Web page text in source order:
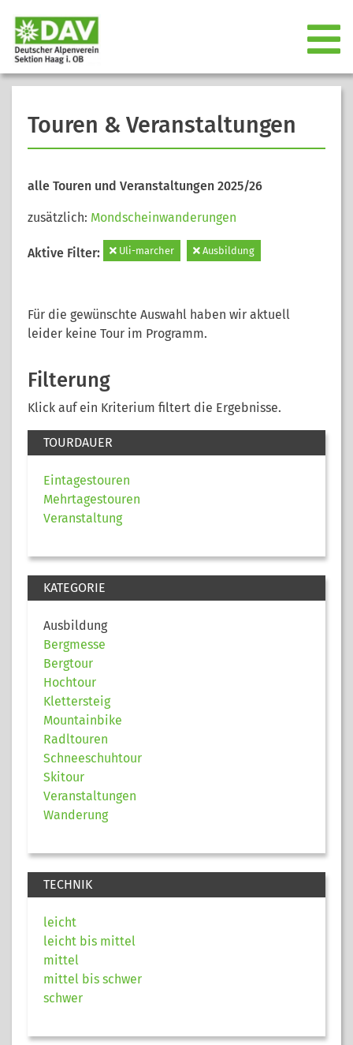
Touren & Veranstaltungen
alle Touren und Veranstaltungen 2025/26
zusätzlich: Mondscheinwanderungen
Aktive Filter: Uli-marcher Ausbildung
Für die gewünschte Auswahl haben wir aktuell
leider keine Tour im Programm.
Filterung
Klick auf ein Kriterium filtert die Ergebnisse.
TOURDAUER
Eintagestouren
Mehrtagestouren
Veranstaltung
KATEGORIE
Ausbildung
Bergmesse
Bergtour
Hochtour
Klettersteig
Mountainbike
Radltouren
Schneeschuhtour
Skitour
Veranstaltungen
Wanderung
TECHNIK
leicht
leicht bis mittel
mittel
mittel bis schwer
schwer